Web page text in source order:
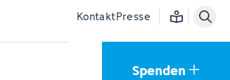
KontaktPresse Einfache
Spenden